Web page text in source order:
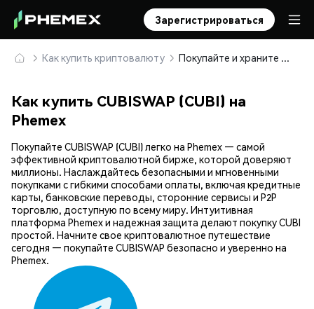
Зарегистрироваться
Как купить криптовалюту Покупайте и храните CUBISWAP (CUBI) безопасно
Как купить CUBISWAP (CUBI) на
Phemex
Покупайте CUBISWAP (CUBI) легко на Phemex — самой
эффективной криптовалютной бирже, которой доверяют
миллионы. Наслаждайтесь безопасными и мгновенными
покупками с гибкими способами оплаты, включая кредитные
карты, банковские переводы, сторонние сервисы и P2P
торговлю, доступную по всему миру. Интуитивная
платформа Phemex и надежная защита делают покупку CUBI
простой. Начните свое криптовалютное путешествие
сегодня — покупайте CUBISWAP безопасно и уверенно на
Phemex.